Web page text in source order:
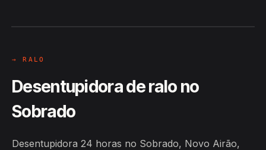
→ RALO
Desentupidora de ralo no
Sobrado
Desentupidora 24 horas no Sobrado, Novo Airão,